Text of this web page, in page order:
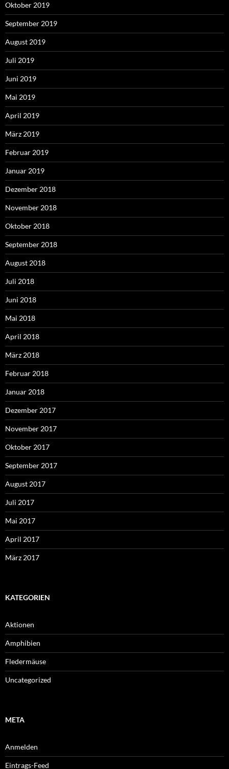
Oktober 2019
September 2019
August 2019
Juli 2019
Juni 2019
Mai 2019
April 2019
März 2019
Februar 2019
Januar 2019
Dezember 2018
November 2018
Oktober 2018
September 2018
August 2018
Juli 2018
Juni 2018
Mai 2018
April 2018
März 2018
Februar 2018
Januar 2018
Dezember 2017
November 2017
Oktober 2017
September 2017
August 2017
Juli 2017
Mai 2017
April 2017
März 2017
KATEGORIEN
Aktionen
Amphibien
Fledermäuse
Uncategorized
META
Anmelden
Eintrags-Feed